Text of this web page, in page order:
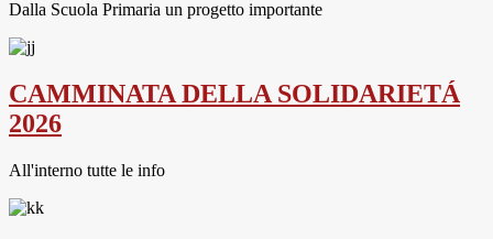
Dalla Scuola Primaria un progetto importante
CAMMINATA DELLA SOLIDARIETÁ
2026
All'interno tutte le info